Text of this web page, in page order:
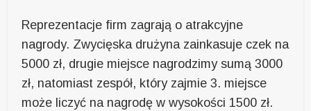
Reprezentacje firm zagrają o atrakcyjne
nagrody. Zwycięska drużyna zainkasuje czek na
5000 zł, drugie miejsce nagrodzimy sumą 3000
zł, natomiast zespół, który zajmie 3. miejsce
może liczyć na nagrodę w wysokości 1500 zł.